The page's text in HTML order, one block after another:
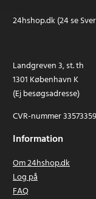
24hshop.dk (24 se
Landgreven 3, st. th
1301 København K
(Ej besøgsadresse)
CVR-nummer 33573359
Information
Om 24hshop.dk
Log på
FAQ